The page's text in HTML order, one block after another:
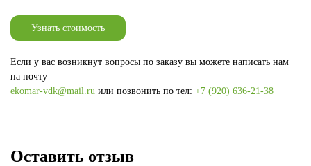
Узнать стоимость
Если у вас возникнут вопросы по заказу вы можете написать нам
на почту
ekomar-vdk@mail.ru или позвонить по тел: +7 (920) 636-21-38
Оставить отзыв